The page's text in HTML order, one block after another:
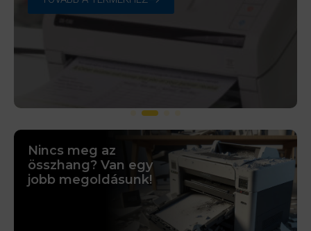
Összefogtunk, hogy te még
kényelmesebben vásárolhass!
Nincs meg az
összhang? Van egy
jobb megoldásunk!